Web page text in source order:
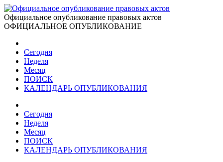
Официальное опубликование правовых актов
ОФИЦИАЛЬНОЕ ОПУБЛИКОВАНИЕ
Сегодня
Неделя
Месяц
ПОИСК
КАЛЕНДАРЬ ОПУБЛИКОВАНИЯ
Сегодня
Неделя
Месяц
ПОИСК
КАЛЕНДАРЬ ОПУБЛИКОВАНИЯ